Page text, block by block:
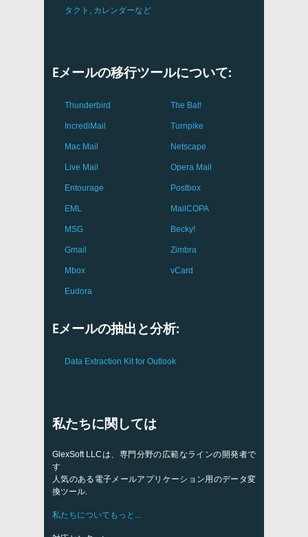
タクト, カレンダーなど
Eメールの移行ツールについて:
Thunderbird
IncrediMail
Mac Mail
Live Mail
Entourage
EML
MSG
Gmail
Mbox
Eudora
The Bat!
Turnpike
Netscape
Opera Mail
Postbox
MailCOPA
Becky!
Zimbra
vCard
Eメールの抽出と分析:
Data Extraction Kit for Outlook
私たちに関しては
GlexSoft LLCは、専門分野の広範なラインの開発者で
す
人気のある電子メールアプリケーション用のデータ変
換ツール.
私たちについてもっと...